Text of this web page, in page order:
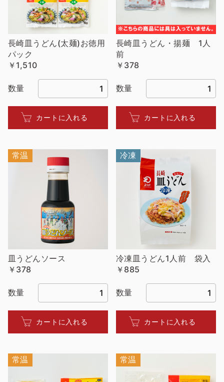
長崎皿うどん(太麺)お徳用
パック
￥1,510
数量
カートに入れる
長崎皿うどん・揚麺 1人
前
￥378
数量
カートに入れる
常温
皿うどんソース
￥378
数量
カートに入れる
冷凍
冷凍皿うどん1人前 袋入
￥885
数量
カートに入れる
常温 常温